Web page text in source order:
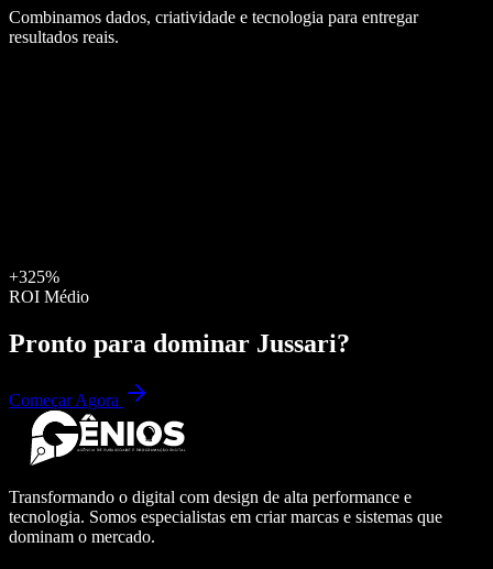
Combinamos dados, criatividade e tecnologia para entregar
resultados reais.
+325%
ROI Médio
Pronto para dominar Jussari?
Começar Agora
Transformando o digital com design de alta performance e
tecnologia. Somos especialistas em criar marcas e sistemas que
dominam o mercado.